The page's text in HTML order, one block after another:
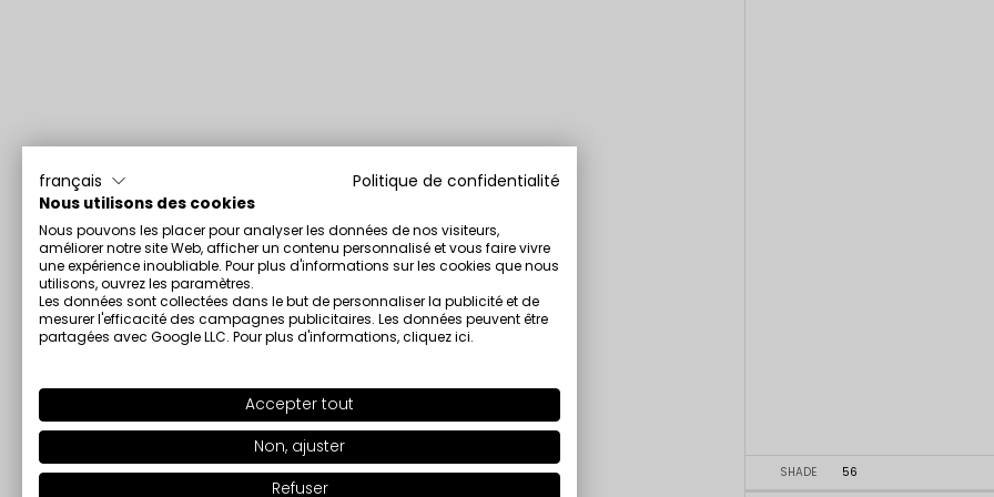
SHADE 56
français
Politique de confidentialité
Nous utilisons des cookies
Nous pouvons les placer pour analyser les données de nos visiteurs,
améliorer notre site Web, afficher un contenu personnalisé et vous faire vivre
une expérience inoubliable. Pour plus d'informations sur les cookies que nous
utilisons, ouvrez les paramètres.
Les données sont collectées dans le but de personnaliser la publicité et de
mesurer l'efficacité des campagnes publicitaires. Les données peuvent être
partagées avec Google LLC. Pour plus d'informations,cliquez ici.
Accepter tout
Non, ajuster
Refuser